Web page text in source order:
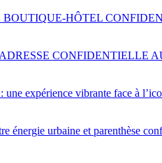
HÔTEL
CONFIDENTIELLE
expérience vibrante face à
énergie urbaine et parenthèse